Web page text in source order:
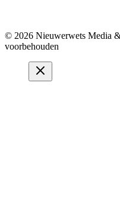
© 2026 Nieuwerwets Media
voorbehouden